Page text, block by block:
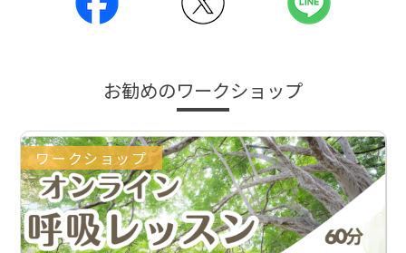
お勧めのワークショップ
ワークショップ